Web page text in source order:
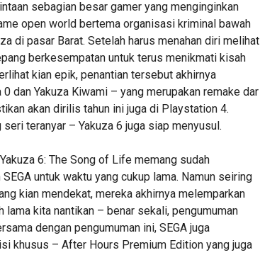
sebagian besar gamer yang menginginkan
open world bertema organisasi kriminal bawah
di pasar Barat. Setelah harus menahan diri melihat
berkesempatan untuk terus menikmati kisah
kian epik, penantian tersebut akhirnya
0 dan Yakuza Kiwami – yang merupakan remake dar
akan dirilis tahun ini juga di Playstation 4.
seri teranyar – Yakuza 6 juga siap menyusul.
6: The Song of Life memang sudah
untuk waktu yang cukup lama. Namun seiring
kian mendekat, mereka akhirnya melemparkan
lama kita nantikan – benar sekali, pengumuman
dengan pengumuman ini, SEGA juga
khusus – After Hours Premium Edition yang juga